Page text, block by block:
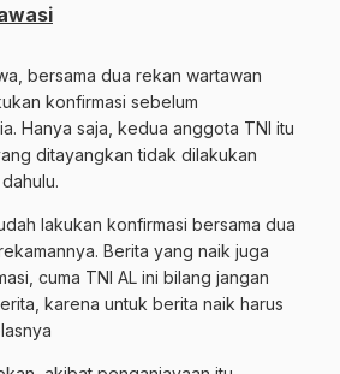
bersama dua rekan wartawan
konfirmasi sebelum
Hanya saja, kedua anggota TNI itu
ditayangkan tidak dilakukan
lakukan konfirmasi bersama dua
Berita yang naik juga
cuma TNI AL ini bilang jangan
karena untuk berita naik harus